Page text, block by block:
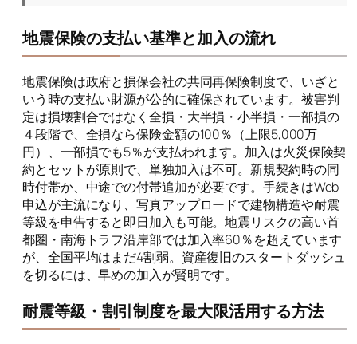
地震保険の支払い基準と加入の流れ
地震保険は政府と損保会社の共同再保険制度で、いざと
いう時の支払い財源が公的に確保されています。被害判
定は損壊割合ではなく全損・大半損・小半損・一部損の
４段階で、全損なら保険金額の100％（上限5,000万
円）、一部損でも5％が支払われます。加入は火災保険契
約とセットが原則で、単独加入は不可。新規契約時の同
時付帯か、中途での付帯追加が必要です。手続きはWeb
申込が主流になり、写真アップロードで建物構造や耐震
等級を申告すると即日加入も可能。地震リスクの高い首
都圏・南海トラフ沿岸部では加入率60％を超えています
が、全国平均はまだ4割弱。資産復旧のスタートダッシュ
を切るには、早めの加入が賢明です。
耐震等級・割引制度を最大限活用する方法